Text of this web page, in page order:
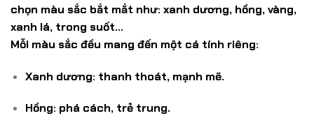
chọn màu sắc bắt mắt như: xanh dương, hồng, vàng,
xanh lá, trong suốt…
Mỗi màu sắc đều mang đến một cá tính riêng:
Xanh dương: thanh thoát, mạnh mẽ.
Hồng: phá cách, trẻ trung.